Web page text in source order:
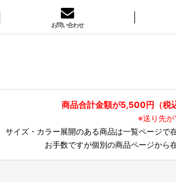
お問い合わせ
商品合計金額が5,500円（税
※送り先が
サイズ・カラー展開のある商品は一覧ページで
お手数ですが個別の商品ページから